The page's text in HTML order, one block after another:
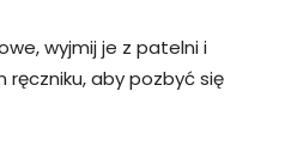
wyjmij je z patelni i
aby pozbyć się